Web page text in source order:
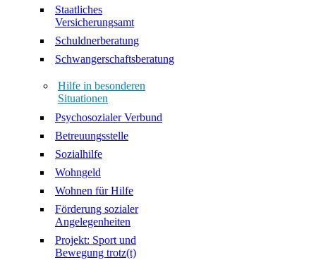
Staatliches
Versicherungsamt
Schuldnerberatung
Schwangerschaftsberatung
Hilfe in besonderen
Situationen
Psychosozialer Verbund
Betreuungsstelle
Sozialhilfe
Wohngeld
Wohnen für Hilfe
Förderung sozialer
Angelegenheiten
Projekt: Sport und
Bewegung trotz(t)